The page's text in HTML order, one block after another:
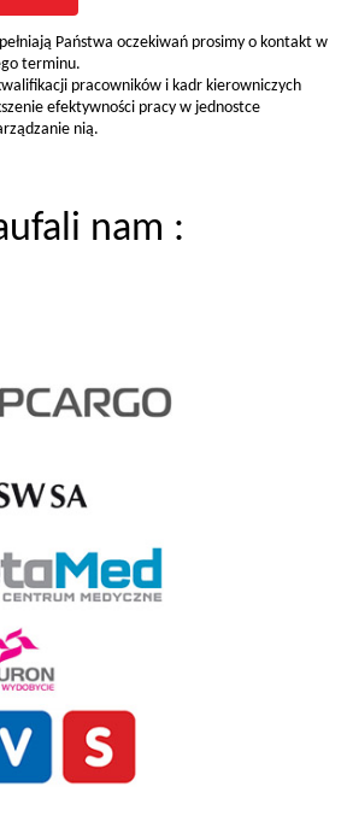
Państwa oczekiwań prosimy o kontakt w
terminu.
pracowników i kadr kierowniczych
efektywności pracy w jednostce
nią.
nam :